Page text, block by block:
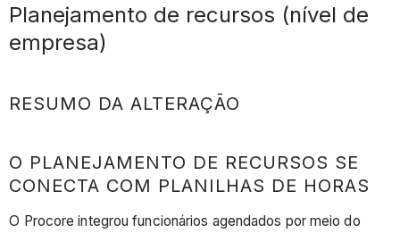
Planejamento de recursos (nível de
empresa)
RESUMO DA ALTERAÇÃO
O PLANEJAMENTO DE RECURSOS SE
CONECTA COM PLANILHAS DE HORAS
O Procore integrou funcionários agendados por meio do